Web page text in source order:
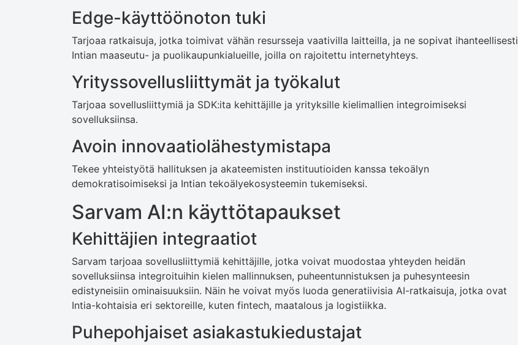
Edge-käyttöönoton tuki
Tarjoaa ratkaisuja, jotka toimivat vähän resursseja vaativilla laitteilla, ja ne sopivat ihanteellisesti
Intian maaseutu- ja puolikaupunkialueille, joilla on rajoitettu internetyhteys.
Yrityssovellusliittymät ja työkalut
Tarjoaa sovellusliittymiä ja SDK:ita kehittäjille ja yrityksille kielimallien integroimiseksi
sovelluksiinsa.
Avoin innovaatiolähestymistapa
Tekee yhteistyötä hallituksen ja akateemisten instituutioiden kanssa tekoälyn
demokratisoimiseksi ja Intian tekoälyekosysteemin tukemiseksi.
Sarvam AI:n käyttötapaukset
Kehittäjien integraatiot
Sarvam tarjoaa sovellusliittymiä kehittäjille, jotka voivat muodostaa yhteyden heidän
sovelluksiinsa integroituihin kielen mallinnuksen, puheentunnistuksen ja puhesynteesin
edistyneisiin ominaisuuksiin. Näin he voivat myös luoda generatiivisia AI-ratkaisuja, jotka ovat
Intia-kohtaisia eri sektoreille, kuten fintech, maatalous ja logistiikka.
Puhepohjaiset asiakastukiedustajat